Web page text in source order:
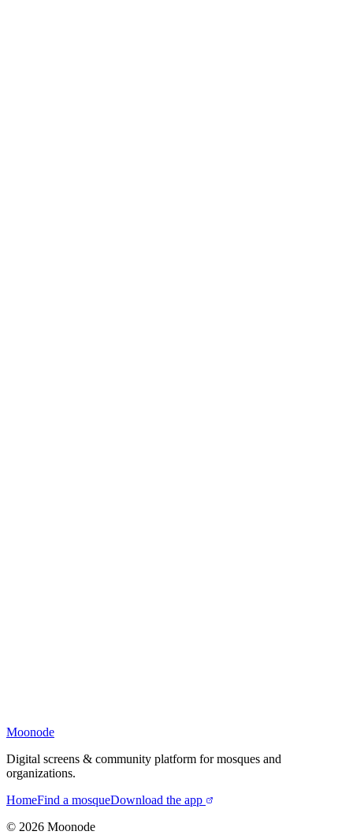
Moonode
Digital screens & community platform for mosques and
organizations.
HomeFind a mosqueDownload the app
© 2026 Moonode